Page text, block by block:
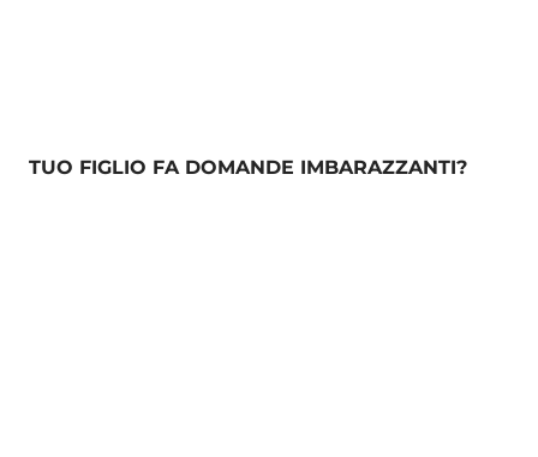
TUO FIGLIO FA DOMANDE IMBARAZZANTI?